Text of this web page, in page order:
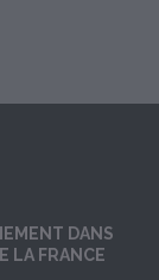
DANS
LA FRANCE